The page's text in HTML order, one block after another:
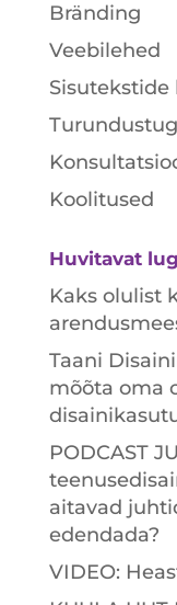
Bränding
Veebilehed
Sisutekstide
Koolitused
Huvitavat
Kaks olulist
Taani
mõõta oma
PODCAST
aitavad
edendada?
VIDEO: